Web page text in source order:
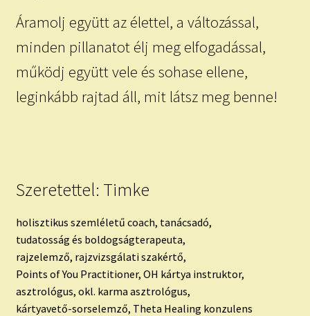
Áramolj együtt az élettel, a változással,
minden pillanatot élj meg elfogadással,
működj együtt vele és sohase ellene,
leginkább rajtad áll, mit látsz meg benne!
Szeretettel: Timke
holisztikus szemléletű coach, tanácsadó,
tudatosság és boldogságterapeuta,
rajzelemző, rajzvizsgálati szakértő,
Points of You Practitioner, OH kártya instruktor,
asztrológus, okl. karma asztrológus,
kártyavető-sorselemző, Theta Healing konzulens